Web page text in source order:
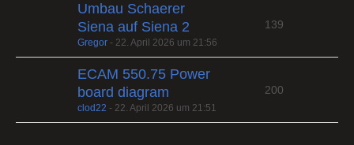
Umbau Schaerer
Siena auf Siena 2
Gregor - 22. April 2026 um 21:56
139
ECAM 550.75 Power
board diagram
clod22 - 22. April 2026 um 21:51
200